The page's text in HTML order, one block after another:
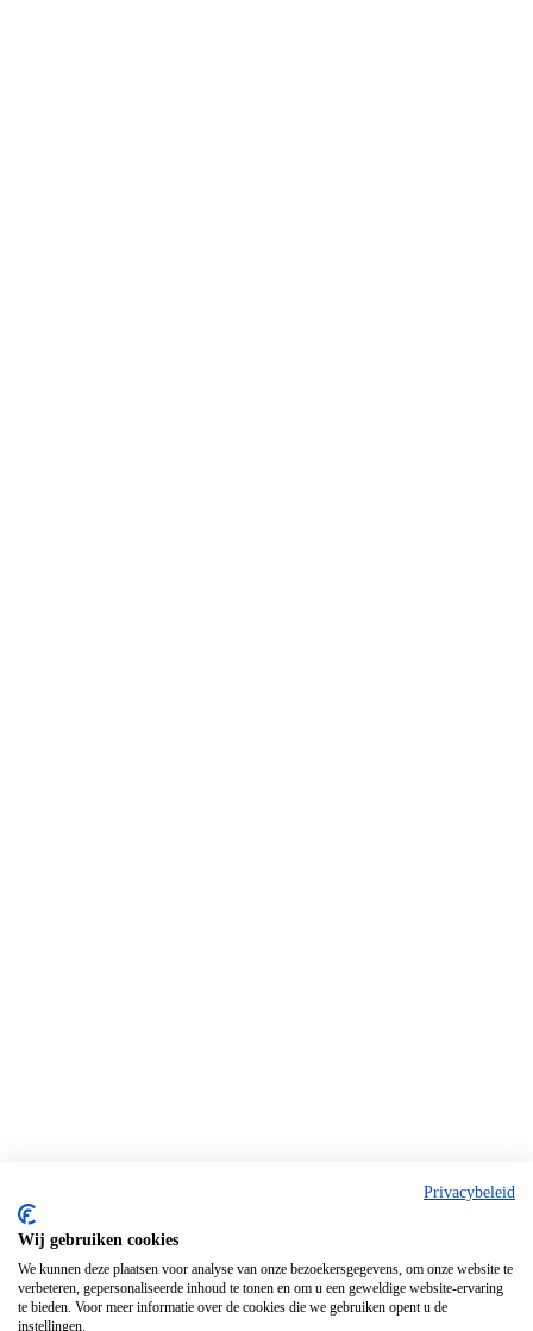
Privacybeleid
Wij gebruiken cookies
We kunnen deze plaatsen voor analyse van onze bezoekersgegevens, om onze website te
verbeteren, gepersonaliseerde inhoud te tonen en om u een geweldige website-ervaring
te bieden. Voor meer informatie over de cookies die we gebruiken opent u de
instellingen.